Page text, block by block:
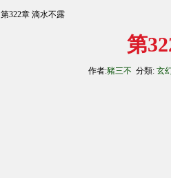
322章 滴水不露
第
作者:豬三不 分類: 玄